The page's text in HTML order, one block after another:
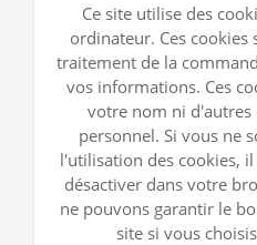
Ce site utilise des
ordinateur. Ces cookies
traitement de la
vos informations. Ces
votre nom ni d'autres
personnel. Si vous ne
l'utilisation des cookies,
désactiver dans votre
ne pouvons garantir le
site si vous